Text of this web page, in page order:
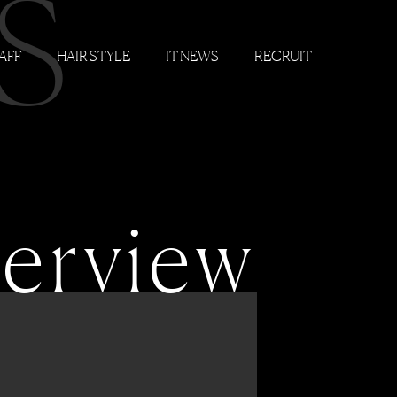
HAIR STYLE IT NEWS RECRUIT